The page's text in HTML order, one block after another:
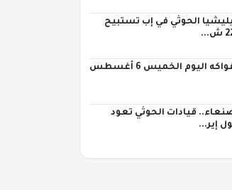
الحوثي في إب تستبيح
أسعار الخضروات والفواكه اليوم الخميس 6 أغسطس
قيادات الحوثي تعود
إير...